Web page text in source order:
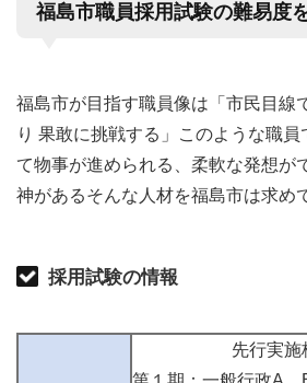
福島市職員採用試験の難易度
福島市が目指す職員像は「市民目線
り 果敢に挑戦する」このような職員
て物事が進められる、柔軟な発想が
神があるそんな人材を福島市は求め
採用試験の情報
先行実施